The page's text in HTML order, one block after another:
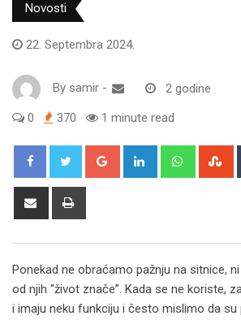
Novosti
22. Septembra 2024.
By samir - 2 godine
0 370 1 minute read
Google+ LinkedIn Whatsapp
Share
Ponekad ne obraćamo pažnju na sitnice,
od njih “život znače”. Kada se ne koriste,
i imaju neku funkciju i često mislimo da su